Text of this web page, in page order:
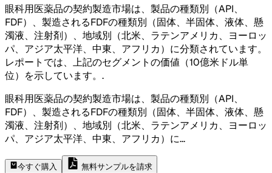
眼科用医薬品の契約製造市場は、製品の種類別（API、
FDF）、製造されるFDFの種類別（固体、半固体、液体、懸
濁液、注射剤）、地域別（北米、ラテンアメリカ、ヨーロッ
パ、アジア太平洋、中東、アフリカ）に分類されています。
レポートでは、上記のセグメントの価値（10億米ドル単
位）を示しています。 .
眼科用医薬品の契約製造市場は、製品の種類別（API、
FDF）、製造されるFDFの種類別（固体、半固体、液体、懸
濁液、注射剤）、地域別（北米、ラテンアメリカ、ヨーロッ
パ、アジア太平洋、中東、アフリカ）に...
今すぐ購入 無料サンプルを請求